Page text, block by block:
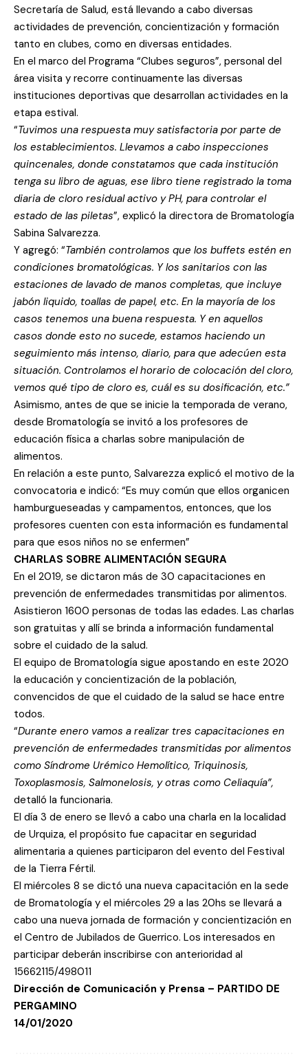
Secretaría de Salud, está llevando a cabo diversas
actividades de prevención, concientización y formación
tanto en clubes, como en diversas entidades.
En el marco del Programa “Clubes seguros”, personal del
área visita y recorre continuamente las diversas
instituciones deportivas que desarrollan actividades en la
etapa estival.
“Tuvimos una respuesta muy satisfactoria por parte de
los establecimientos. Llevamos a cabo inspecciones
quincenales, donde constatamos que cada institución
tenga su libro de aguas, ese libro tiene registrado la toma
diaria de cloro residual activo y PH, para controlar el
estado de las piletas”, explicó la directora de Bromatología
Sabina Salvarezza.
Y agregó: “También controlamos que los buffets estén en
condiciones bromatológicas. Y los sanitarios con las
estaciones de lavado de manos completas, que incluye
jabón liquido, toallas de papel, etc. En la mayoría de los
casos tenemos una buena respuesta. Y en aquellos
casos donde esto no sucede, estamos haciendo un
seguimiento más intenso, diario, para que adecúen esta
situación. Controlamos el horario de colocación del cloro,
vemos qué tipo de cloro es, cuál es su dosificación, etc.”
Asimismo, antes de que se inicie la temporada de verano,
desde Bromatología se invitó a los profesores de
educación física a charlas sobre manipulación de
alimentos.
En relación a este punto, Salvarezza explicó el motivo de la
convocatoria e indicó: “Es muy común que ellos organicen
hamburgueseadas y campamentos, entonces, que los
profesores cuenten con esta información es fundamental
para que esos niños no se enfermen”
CHARLAS SOBRE ALIMENTACIÓN SEGURA
En el 2019, se dictaron más de 30 capacitaciones en
prevención de enfermedades transmitidas por alimentos.
Asistieron 1600 personas de todas las edades. Las charlas
son gratuitas y allí se brinda a información fundamental
sobre el cuidado de la salud.
El equipo de Bromatología sigue apostando en este 2020
la educación y concientización de la población,
convencidos de que el cuidado de la salud se hace entre
todos.
“Durante enero vamos a realizar tres capacitaciones en
prevención de enfermedades transmitidas por alimentos
como Síndrome Urémico Hemolítico, Triquinosis,
Toxoplasmosis, Salmonelosis, y otras como Celiaquía”,
detalló la funcionaria.
El día 3 de enero se llevó a cabo una charla en la localidad
de Urquiza, el propósito fue capacitar en seguridad
alimentaria a quienes participaron del evento del Festival
de la Tierra Fértil.
El miércoles 8 se dictó una nueva capacitación en la sede
de Bromatología y el miércoles 29 a las 20hs se llevará a
cabo una nueva jornada de formación y concientización en
el Centro de Jubilados de Guerrico. Los interesados en
participar deberán inscribirse con anterioridad al
15662115/498011
Dirección de Comunicación y Prensa – PARTIDO DE
PERGAMINO
14/01/2020